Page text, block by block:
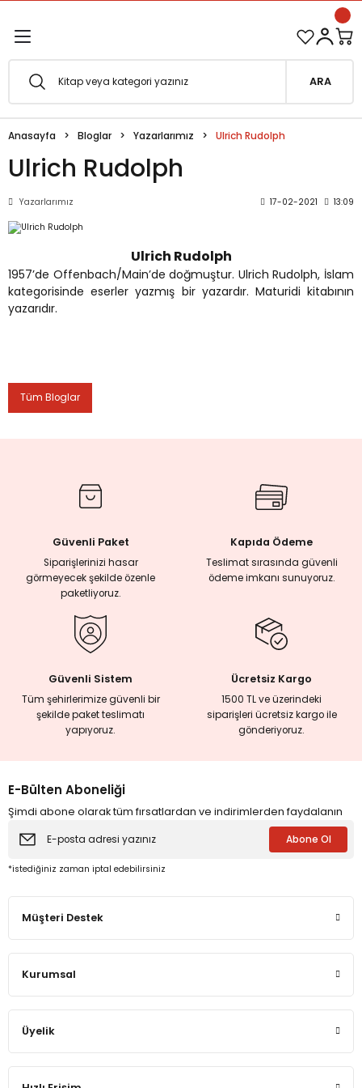
Esfârü'l-Erbaâ Seti şimdi satışta!
İncelemeler
ve Araştırma
Mirası
ARA
Anasayfa Bloglar Yazarlarımız Ulrich Rudolph
Ulrich Rudolph
Yazarlarımız 17-02-2021 13:09
Ulrich Rudolph
1957’de Offenbach/Main’de doğmuştur. Ulrich Rudolph, İslam
kategorisinde eserler yazmış bir yazardır. Maturidi kitabının
yazarıdır.
Tüm Bloglar
Güvenli Paket
Siparişlerinizi hasar
görmeyecek şekilde özenle
paketliyoruz.
Kapıda Ödeme
Teslimat sırasında güvenli
ödeme imkanı sunuyoruz.
Güvenli Sistem
Tüm şehirlerimize güvenli bir
şekilde paket teslimatı
yapıyoruz.
Ücretsiz Kargo
1500 TL ve üzerindeki
siparişleri ücretsiz kargo ile
gönderiyoruz.
E-Bülten Aboneliği
Şimdi abone olarak tüm fırsatlardan ve indirimlerden faydalanın
Abone Ol
*istediğiniz zaman iptal edebilirsiniz
Müşteri Destek
Kurumsal
Üyelik